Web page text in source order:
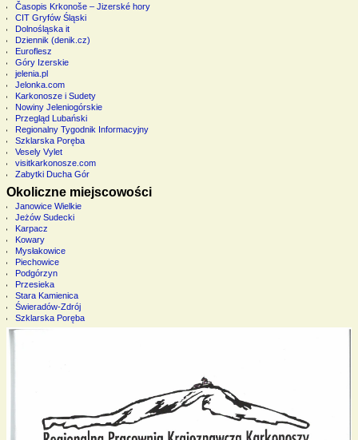
Časopis Krkonoše – Jizerské hory
CIT Gryfów Śląski
Dolnośląska it
Dziennik (denik.cz)
Euroflesz
Góry Izerskie
jelenia.pl
Jelonka.com
Karkonosze i Sudety
Nowiny Jeleniogórskie
Przegląd Lubański
Regionalny Tygodnik Informacyjny
Szklarska Poręba
Vesely Vylet
visitkarkonosze.com
Zabytki Ducha Gór
Okoliczne miejscowości
Janowice Wielkie
Jeżów Sudecki
Karpacz
Kowary
Mysłakowice
Piechowice
Podgórzyn
Przesieka
Stara Kamienica
Świeradów-Zdrój
Szklarska Poręba